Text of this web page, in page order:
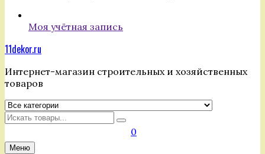
Моя учётная запись
11dekor.ru
Интернет-магазин строительных и хозяйственных
товаров
Искать
0
Меню